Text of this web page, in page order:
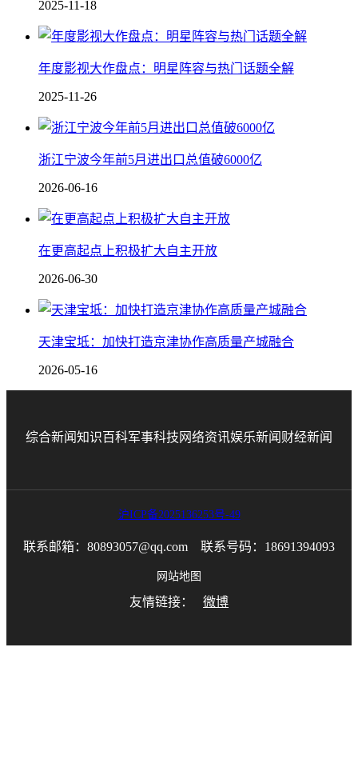
2025-11-18
年度影视大作盘点：明星阵容与热门话题全解
2025-11-26
浙江宁波今年前5月进出口总值破6000亿
2026-06-16
在更高起点上积极扩大自主开放
2026-06-30
天津宝坻：加快打造京津协作高质量产城融合
2026-05-16
综合新闻知识百科军事科技 网络资讯娱乐新闻 财经新闻
沪ICP备2025136253号-49
联系邮箱：80893057@qq.com 联系号码：18691394093
网站地图
友情链接： 微博